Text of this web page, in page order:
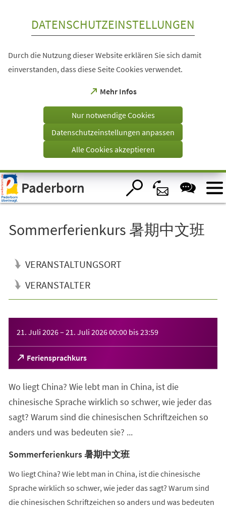
Visuelle
Assistenzsoftware
öffnen.
DATENSCHUTZEINSTELLUNGEN
Durch die Nutzung dieser Website erklären Sie sich damit
einverstanden, dass diese Seite Cookies verwendet.
Mehr Infos
(Öffnet
einem
Tab)
Nur notwendige Cookies
Datenschutzeinstellungen anpassen
Alle Cookies akzeptieren
Paderborn
Sommerferienkurs 暑期中文班
VERANSTALTUNGSORT
VERANSTALTER
21. Juli 2026– 21. Juli 202600:00 bis23:59
Feriensprachkurs
(Öffnet
in
neuen
Tab)
Wo liegt China? Wie lebt man in China, ist die
chinesische Sprache wirklich so schwer, wie jeder das
sagt? Warum sind die chinesischen Schriftzeichen so
anders und was bedeuten sie? ...
Sommerferienkurs 暑期中文班
Wo liegt China? Wie lebt man in China, ist die chinesische
Sprache wirklich so schwer, wie jeder das sagt? Warum sind
die chinesischen Schriftzeichen so anders und was bedeuten